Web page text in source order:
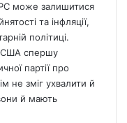
може залишитися
та інфляції,
політиці.
США спершу
партії про
не зміг ухвалити й
й мають